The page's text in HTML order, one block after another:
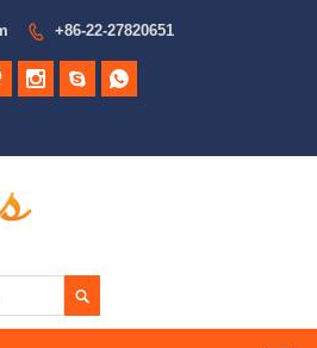
 +86-22-27820651
  
